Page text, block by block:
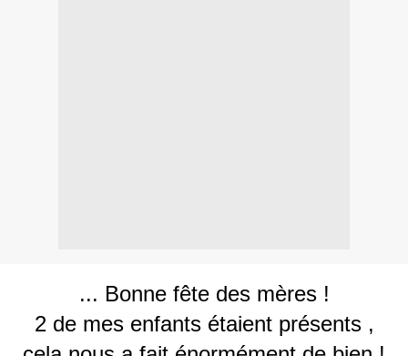
... Bonne fête des mères !
2 de mes enfants étaient présents ,